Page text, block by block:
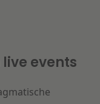
events